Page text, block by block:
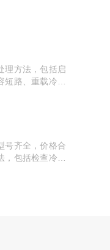
理方法，包括启
路、重载冷炉
号齐全，价格合
包括检查冷却